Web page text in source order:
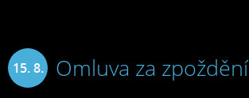
15. 8. Omluva za zpoždění